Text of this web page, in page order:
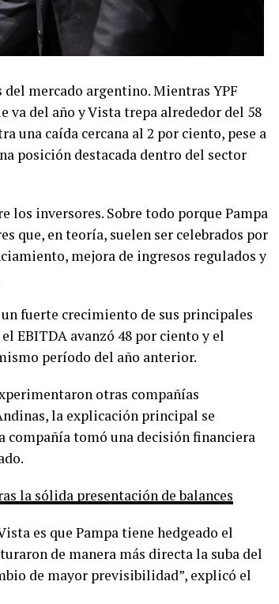
mercado argentino. Mientras YPF
va del año y Vista trepa alrededor del 58
una caída cercana al 2 por ciento, pese a
posición destacada dentro del sector
los inversores. Sobre todo porque Pampa
que, en teoría, suelen ser celebrados por
mejora de ingresos regulados y
fuerte crecimiento de sus principales
EBITDA avanzó 48 por ciento y el
período del año anterior.
otras compañías
la explicación principal se
compañía tomó una decisión financiera
la sólida presentación de balances
es que Pampa tiene hedgeado el
de manera más directa la suba del
de mayor previsibilidad”, explicó el